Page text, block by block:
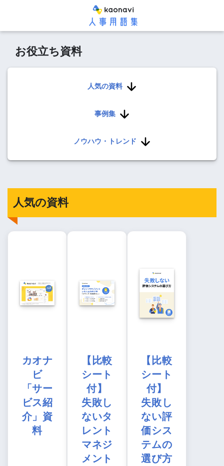
お役立ち資料
人気の資料
事例集
ノウハウ・トレンド
人気の資料
カオナ
ビ
「サー
ビス紹
介」資
料
【比較
シート
付】
失敗し
ないタ
レント
マネジ
メント
【比較
シート
付】
失敗し
ない評
価シス
テムの
選び方